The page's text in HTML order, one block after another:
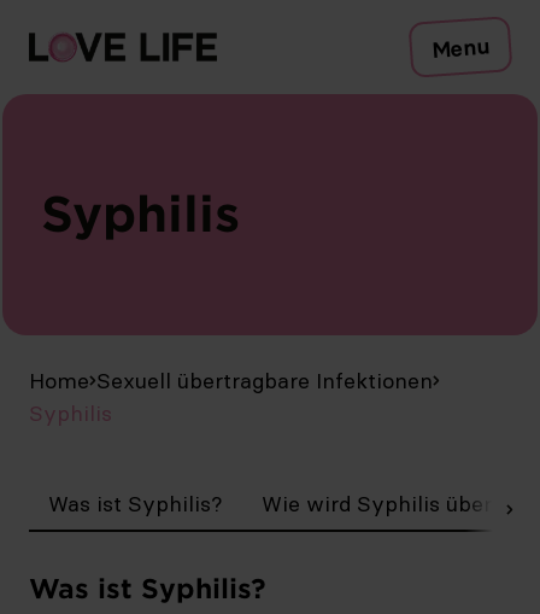
Menu
Schutz
Testen
Beratung
Syphilis
Home Sexuell übertragbare Infektionen
Syphilis
Was ist Syphilis? Wie wird Syphilis
Was ist Syphilis?